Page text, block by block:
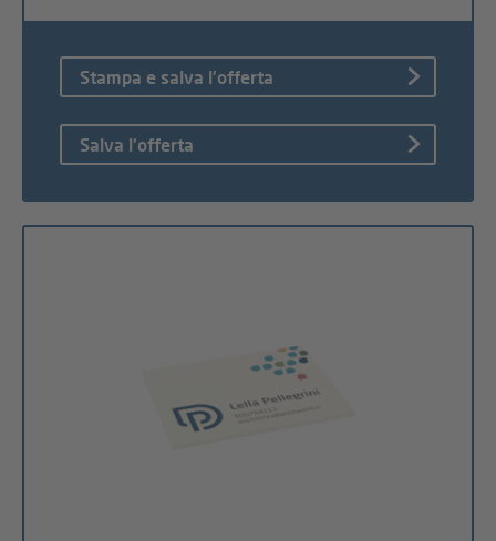
Stampa e salva l'offerta
Salva l'offerta